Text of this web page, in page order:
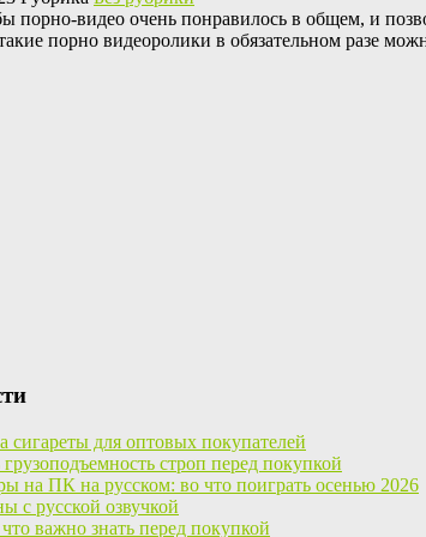
порно-видео очень понравилось в общем, и
порно видеоролики в обязательном разе
сигареты для оптовых покупателей
грузоподъемность строп перед покупкой
на ПК на русском: во что поиграть осенью 2026
с русской озвучкой
важно знать перед покупкой